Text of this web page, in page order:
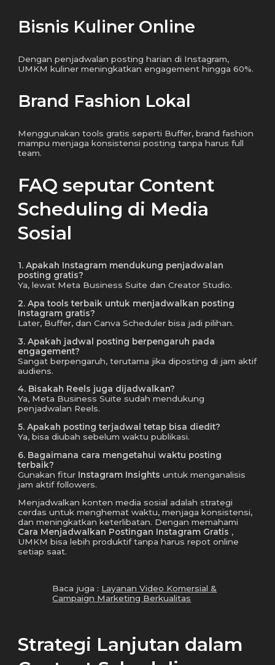
Bisnis Kuliner Online
Dengan penjadwalan posting harian di Instagram,
UMKM kuliner meningkatkan engagement hingga 60%.
Brand Fashion Lokal
Menggunakan tools gratis seperti Buffer, brand fashion
mampu menjaga konsistensi posting tanpa harus full
team.
FAQ seputar Content
Scheduling di Media
Sosial
1. Apakah Instagram mendukung penjadwalan
posting gratis?
Ya, lewat Meta Business Suite dan Creator Studio.
2. Apa tools terbaik untuk menjadwalkan posting
Instagram gratis?
Later, Buffer, dan Canva Scheduler bisa jadi pilihan.
3. Apakah jadwal posting berpengaruh pada
engagement?
Sangat berpengaruh, terutama jika diposting di jam aktif
audiens.
4. Bisakah Reels juga dijadwalkan?
Ya, Meta Business Suite sudah mendukung
penjadwalan Reels.
5. Apakah posting terjadwal tetap bisa diedit?
Ya, bisa diubah sebelum waktu publikasi.
6. Bagaimana cara mengetahui waktu posting
terbaik?
Gunakan fitur Instagram Insights untuk menganalisis
jam aktif followers.
Menjadwalkan konten media sosial adalah strategi
cerdas untuk menghemat waktu, menjaga konsistensi,
dan meningkatkan keterlibatan. Dengan memahami
Cara Menjadwalkan Postingan Instagram Gratis ,
UMKM bisa lebih produktif tanpa harus repot online
setiap saat.
Baca juga : Layanan Video Komersial &
Campaign Marketing Berkualitas
Strategi Lanjutan dalam